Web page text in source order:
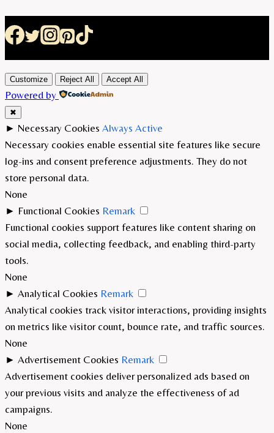
Customize Reject All Accept All
Powered by
✖
► Necessary Cookies Always Active
Necessary cookies enable essential site features like secure
log-ins and consent preference adjustments. They do not
store personal data.
None
► Functional Cookies Remark
Functional cookies support features like content sharing on
social media, collecting feedback, and enabling third-party
tools.
None
► Analytical Cookies Remark
Analytical cookies track visitor interactions, providing insights
on metrics like visitor count, bounce rate, and traffic sources.
None
► Advertisement Cookies Remark
Advertisement cookies deliver personalized ads based on
your previous visits and analyze the effectiveness of ad
campaigns.
None